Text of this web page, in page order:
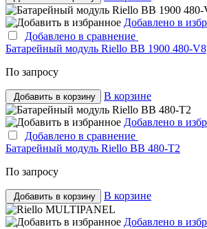
Добавлено в
Добавлено в сравнение
Батарейный модуль Riello BB 1900 480-V8
По запросу
Добавить в корзину В корзине
Добавлено в
Добавлено в сравнение
Батарейный модуль Riello BB 480-T2
По запросу
Добавить в корзину В корзине
Добавлено в